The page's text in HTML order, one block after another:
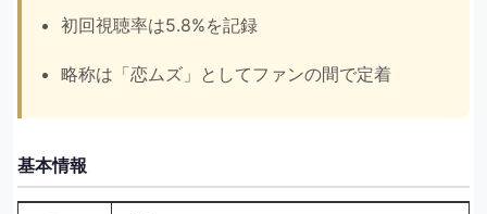
初回視聴率は5.8%を記録
略称は「恋ムズ」としてファンの間で定着
基本情報